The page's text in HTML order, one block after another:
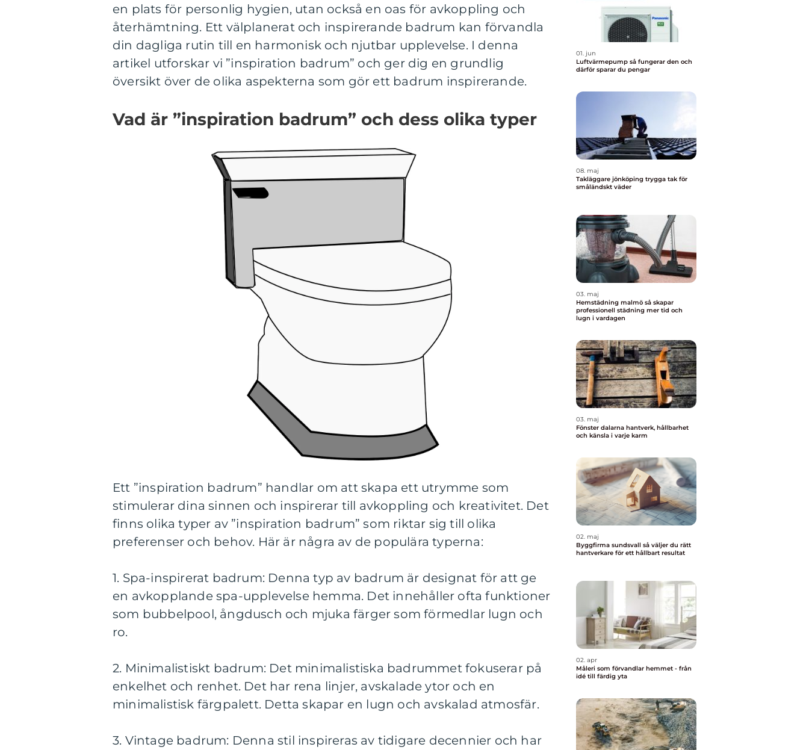
en plats för personlig hygien, utan också en oas för avkoppling och
återhämtning. Ett välplanerat och inspirerande badrum kan förvandla
din dagliga rutin till en harmonisk och njutbar upplevelse. I denna
artikel utforskar vi ”inspiration badrum” och ger dig en grundlig
översikt över de olika aspekterna som gör ett badrum inspirerande.
Vad är ”inspiration badrum” och dess olika typer
Ett ”inspiration badrum” handlar om att skapa ett utrymme som
stimulerar dina sinnen och inspirerar till avkoppling och kreativitet. Det
finns olika typer av ”inspiration badrum” som riktar sig till olika
preferenser och behov. Här är några av de populära typerna:
1. Spa-inspirerat badrum: Denna typ av badrum är designat för att ge
en avkopplande spa-upplevelse hemma. Det innehåller ofta funktioner
som bubbelpool, ångdusch och mjuka färger som förmedlar lugn och
ro.
2. Minimalistiskt badrum: Det minimalistiska badrummet fokuserar på
enkelhet och renhet. Det har rena linjer, avskalade ytor och en
minimalistisk färgpalett. Detta skapar en lugn och avskalad atmosfär.
3. Vintage badrum: Denna stil inspireras av tidigare decennier och har
01. jun
Luftvärmepump så fungerar den och
därför sparar du pengar
08. maj
Takläggare jönköping trygga tak för
småländskt väder
03. maj
Hemstädning malmö så skapar
professionell städning mer tid och
lugn i vardagen
03. maj
Fönster dalarna hantverk, hållbarhet
och känsla i varje karm
02. maj
Byggfirma sundsvall så väljer du rätt
hantverkare för ett hållbart resultat
02. apr
Måleri som förvandlar hemmet - från
idé till färdig yta